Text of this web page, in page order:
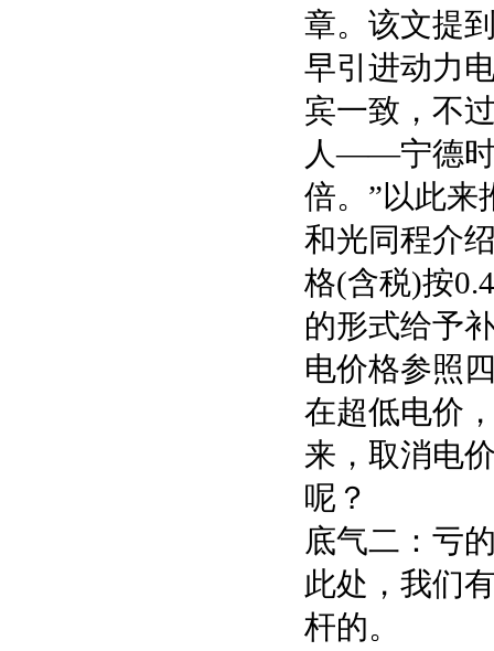
章。该文提
早引进动力
宾一致，不
人——宁德时
倍。”以此来
和光同程介
格(含税)按
的形式给予
电价格参照
在超低电价
来，取消电
呢？
底气二：亏
此处，我们
杆的。